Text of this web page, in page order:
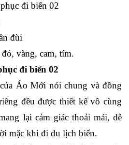
đi biển 02
đùi
vàng, cam, tím.
đi biển 02
Áo Mới nói chung và đồng
đều được thiết kế vô cùng
lại cảm giác thoải mái, dễ
mặc khi đi du lịch biển.